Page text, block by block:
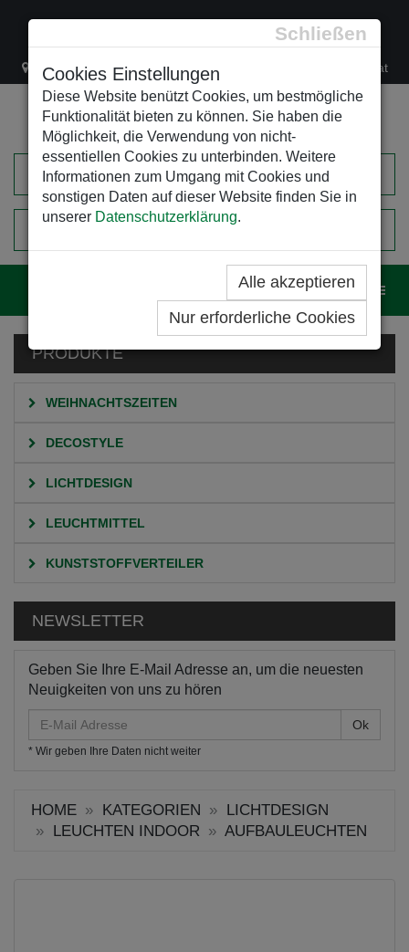
Schließen
Cookies Einstellungen
Diese Website benützt Cookies, um bestmögliche
Funktionalität bieten zu können. Sie haben die
Möglichkeit, die Verwendung von nicht-
essentiellen Cookies zu unterbinden. Weitere
Informationen zum Umgang mit Cookies und
sonstigen Daten auf dieser Website finden Sie in
unserer Datenschutzerklärung.
Alle akzeptieren
Nur erforderliche Cookies
Lacknergasse 78 +43/1/470 37 00 office@leso.at
EINKAUFSWAGEN
PRODUKTE
WEIHNACHTSZEITEN
DECOSTYLE
LICHTDESIGN
LEUCHTMITTEL
KUNSTSTOFFVERTEILER
NEWSLETTER
Geben Sie Ihre E-Mail Adresse an, um die neuesten
Neuigkeiten von uns zu hören
Mail
Adresse
* Wir geben Ihre Daten nicht weiter
HOME KATEGORIEN
LICHTDESIGN
LEUCHTEN INDOOR
AUFBAULEUCHTEN